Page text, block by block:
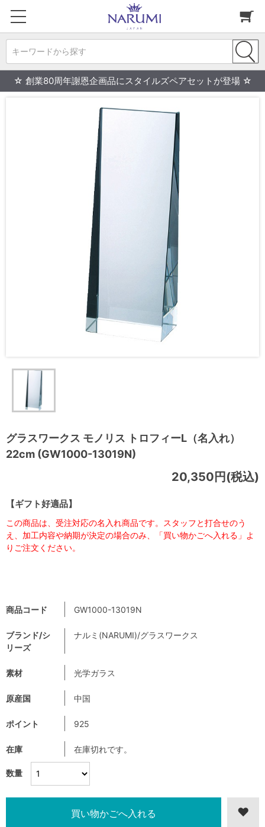
キーワードから探す
☆ 創業80周年謝恩企画品にスタイルズペアセットが登場 ☆
グラスワークス モノリス トロフィーL（名入れ）
22cm (GW1000-13019N)
【ギフト好適品】
20,350円(税込)
数量
商品コード GW1000-13019N
ブランド/シ
リーズ
ナルミ(NARUMI)/グラスワークス
素材 光学ガラス
原産国 中国
ポイント 925
在庫 在庫切れです。
この商品は、受注対応の名入れ商品です。スタッフと打合せのう
え、加工内容や納期が決定の場合のみ、「買い物かごへ入れる」よ
りご注文ください。